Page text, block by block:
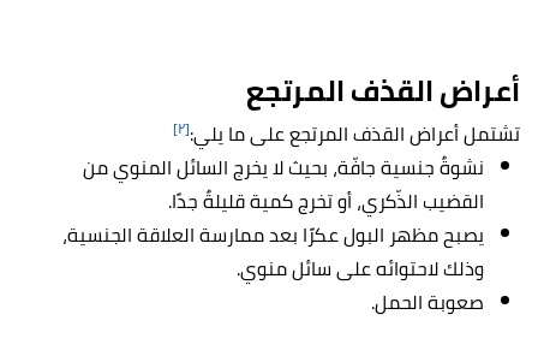
أعراض القذف المرتجع
تشتمل أعراض القذف المرتجع على ما يلي:[٢]
نشوةٌ جنسية جافّة، بحيث لا يخرج السائل المنوي من
القضيب الذّكري، أو تخرج كمية قليلةٌ جدًا.
يصبح مظهر البول عكرًا بعد ممارسة العلاقة الجنسية،
وذلك لاحتوائه على سائل منوي.
صعوبة الحمل.